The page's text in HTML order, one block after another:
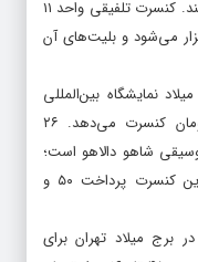
در تالار وزارت کشور برنامه خود را اجرا می‌کنند. کنسرت تلفیقی واحد ۱۱
برگزار می‌شود و بلیت‌های آن
در سالن میلاد نمایشگاه بین‌المللی
تهران با قیمت بلیت ۶۵ تا ۱۶۵ هزار تومان کنسرت می‌دهد. ۲۶
شاهو دالاهو است؛
کمترین مبلغی که باید برای خرید بلیت این کنسرت پرداخت ۵۰ و
۲۷ و ۲۸ اسفندماه در برج میلاد تهران برای